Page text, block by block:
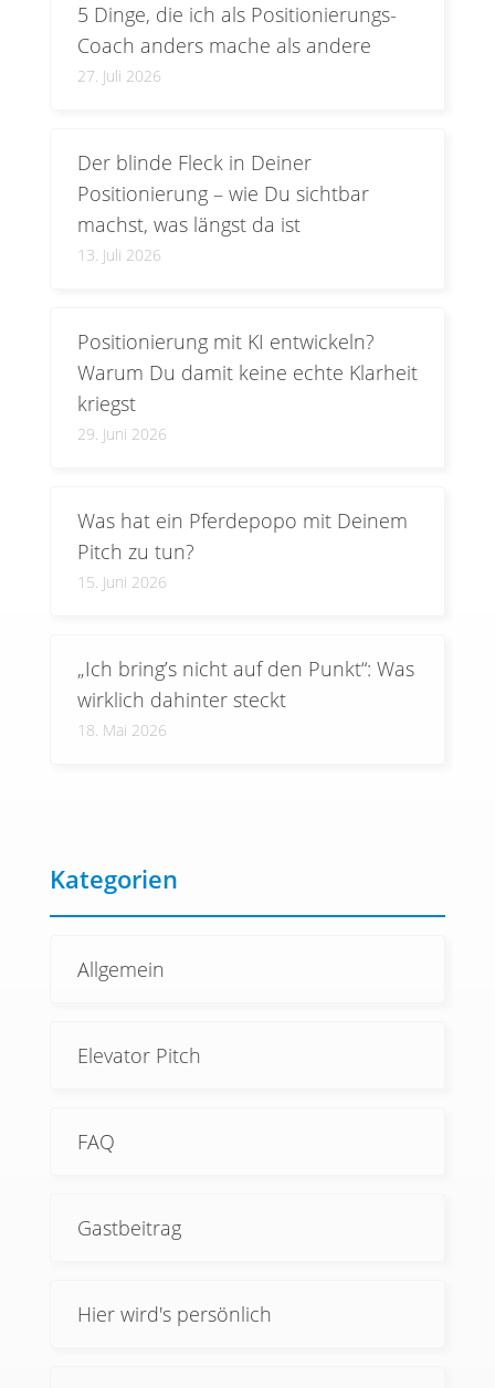
5 Dinge, die ich als Positionierungs-
Coach anders mache als andere
27. Juli 2026
Der blinde Fleck in Deiner
Positionierung – wie Du sichtbar
machst, was längst da ist
13. Juli 2026
Positionierung mit KI entwickeln?
Warum Du damit keine echte Klarheit
kriegst
29. Juni 2026
Was hat ein Pferdepopo mit Deinem
Pitch zu tun?
15. Juni 2026
„Ich bring’s nicht auf den Punkt“: Was
wirklich dahinter steckt
18. Mai 2026
Kategorien
Allgemein
Elevator Pitch
FAQ
Gastbeitrag
Hier wird's persönlich